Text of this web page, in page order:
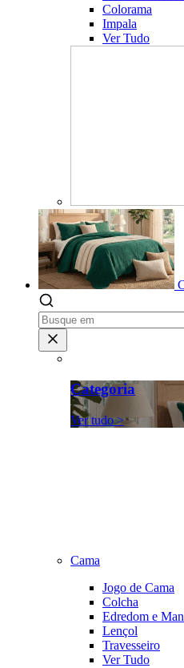
Colorama
Impala
Ver Tudo
Categoria
Ver tudo >
Cama
Jogo de Cama
Colcha
Edredom e
Lençol
Travesseiro
Ver Tudo